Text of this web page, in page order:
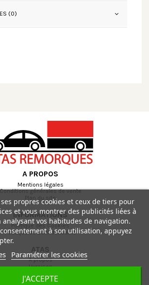
(0)
A PROPOS
Mentions légales
générales de vente
Plan du site
INFORMATIONS
Politique des Cookies
Politique de confidentialité
ATAS
A propos
Livraison
Contactez-nous
propres cookies et ceux de tiers pour
et vous montrer des publicités liées à
analysant vos habitudes de navigation.
à son utilisation, appuyez
Paramétrer les cookies
J'ACCEPTE